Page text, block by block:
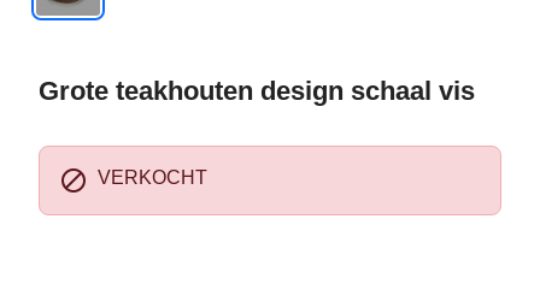
Grote teakhouten design schaal vis
 VERKOCHT